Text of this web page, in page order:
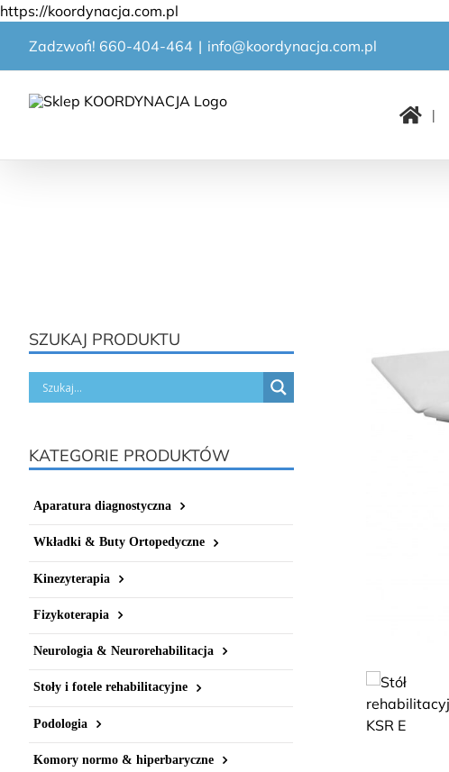
https://koordynacja.com.pl
zawartości
Zadzwoń! 660-404-464 | info@koordynacja.com.pl
|
SZUKAJ PRODUKTU
KATEGORIE PRODUKTÓW
Aparatura diagnostyczna
Wkładki & Buty Ortopedyczne
Kinezyterapia
Fizykoterapia
Neurologia & Neurorehabilitacja
Stoły i fotele rehabilitacyjne
Podologia
Komory normo & hiperbaryczne